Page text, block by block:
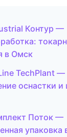
Контур —
в Омск
TechPlant —
оснастки
Поток —
упаковка